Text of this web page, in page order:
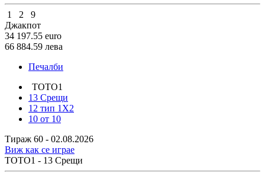
1 2
9
Джакпот
34 197.55 euro
66 884.59 лева
Печалби
ТОТО1
13 Срещи
12 тип 1X2
10 от 10
Тираж 60 - 02.08.2026
Виж как се играе
ТОТО1 - 13 Срещи